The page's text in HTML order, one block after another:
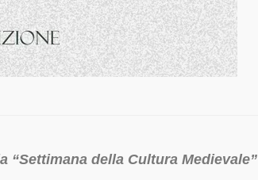
“Settimana della Cultura Medievale”